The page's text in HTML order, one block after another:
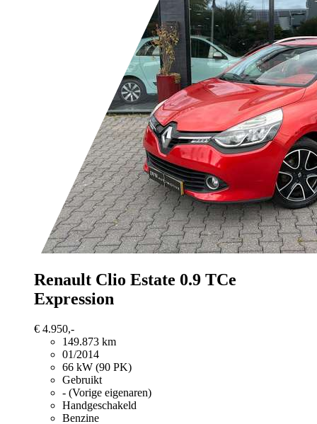
Renault Clio Estate 0.9 TCe
Expression
€ 4.950,-
149.873 km
01/2014
66 kW (90 PK)
Gebruikt
- (Vorige eigenaren)
Handgeschakeld
Benzine